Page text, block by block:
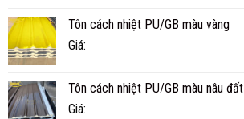
HƠN
Tôn cách nhiệt PU/GB màu vàng
Giá:
Tôn cách nhiệt PU/GB màu nâu đất
Giá: